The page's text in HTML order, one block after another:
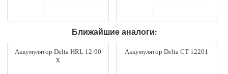
Ближайшие аналоги:
Аккумулятор Delta HRL 12-90
X
Аккумулятор Delta CT 12201